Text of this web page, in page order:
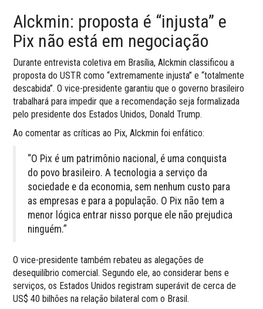
Alckmin: proposta é “injusta” e
Pix não está em negociação
Durante entrevista coletiva em Brasília, Alckmin classificou a
proposta do USTR como “extremamente injusta” e “totalmente
descabida”. O vice-presidente garantiu que o governo brasileiro
trabalhará para impedir que a recomendação seja formalizada
pelo presidente dos Estados Unidos, Donald Trump.
Ao comentar as críticas ao Pix, Alckmin foi enfático:
“O Pix é um patrimônio nacional, é uma conquista
do povo brasileiro. A tecnologia a serviço da
sociedade e da economia, sem nenhum custo para
as empresas e para a população. O Pix não tem a
menor lógica entrar nisso porque ele não prejudica
ninguém.”
O vice-presidente também rebateu as alegações de
desequilíbrio comercial. Segundo ele, ao considerar bens e
serviços, os Estados Unidos registram superávit de cerca de
US$ 40 bilhões na relação bilateral com o Brasil.